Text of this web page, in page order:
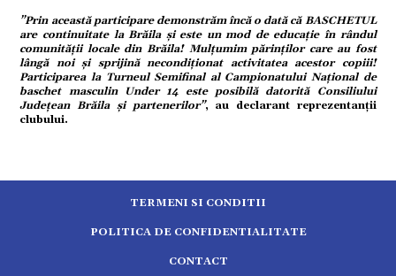
”Prin această participare demonstrăm încă o dată că BASCHETUL
are continuitate la Brăila și este un mod de educație în rândul
comunității locale din Brăila! Mulțumim părinților care au fost
lângă noi și sprijină necondiționat activitatea acestor copiii!
Participarea la Turneul Semifinal al Campionatului Național de
baschet masculin Under 14 este posibilă datorită Consiliului
Județean Brăila și partenerilor”, au declarant reprezentanții
clubului.
TERMENI SI CONDITII
POLITICA DE CONFIDENTIALITATE
CONTACT